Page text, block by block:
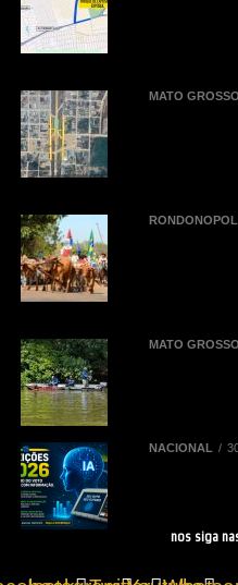
MATO GROSSO
MATO GROSSO
NACIONAL
nos siga